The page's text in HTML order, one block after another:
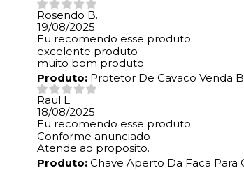
Rosendo B.
19/08/2025
Eu recomendo esse produto.
excelente produto
muito bom produto
Produto: Protetor De Cavaco Venda
Raul L.
18/08/2025
Eu recomendo esse produto.
Conforme anunciado
Atende ao proposito.
Produto: Chave Aperto Da Faca Para